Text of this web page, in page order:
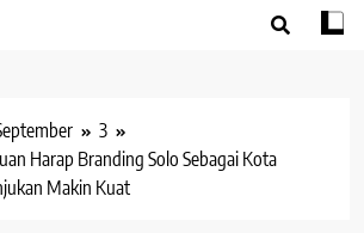
3
Harap Branding Solo Sebagai Kota
Makin Kuat